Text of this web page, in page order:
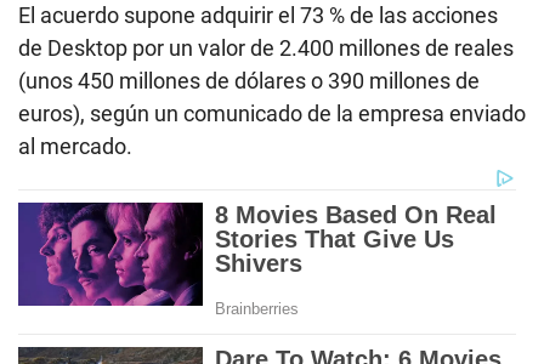
El acuerdo supone adquirir el 73 % de las acciones
de Desktop por un valor de 2.400 millones de reales
(unos 450 millones de dólares o 390 millones de
euros), según un comunicado de la empresa enviado
al mercado.